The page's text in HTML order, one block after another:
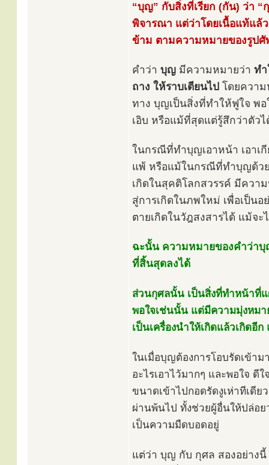
“บุญ” กับสิ่งที่เรียก (กัน) ว่า
พิจารณา แต่ว่าโดยเนื้อแท้แล้
ข้าม ตามความหมายของรูปศั
คำว่า บุญ มีความหมายว่า ท
ถาง ให้ราบเตียนไป โดยความ
ทาง บุญเป็นสิ่งที่ทำให้ฟูใจ พ
เอิบ หรือแม้ที่สุดแต่รู้สึกว่าตัว
ในกรณีที่ทำบุญเอาหน้า เอาเ
แพ้ หรือแม้ในกรณีที่ทำบุญด้วย
เกิดในสุคติโลกสวรรค์ มีคว
สู่การเกิดในภพใหม่ เพื่อเป็น
ตายเกิดในวัฎสงสารได้ แม้จ
ฉะนั้น ความหมายของคำว่าบุ
ที่สิ้นสุดลงได้
ส่วนกุศลนั้น เป็นสิ่งที่ทำหน้าที่แ
พอใจเช่นนั้น แต่มีความมุ่งหมา
เป็นเครื่องนำให้เกิดแล้วเกิดอี
ในเมื่อบุญต้องการโอบรัดเข้า
อะไรเอาไว้มากๆ และพอใจ ดี
ขนาดเข้าไปกอดรัดงูเห่าทีเดีย
ผ่านพ้นไป ทั้งช่วยผู้อื่นให้ปล่อ
เป็นความมืดบอดอยู่
แต่ว่า บุญ กับ กุศล สองอย่างนี้